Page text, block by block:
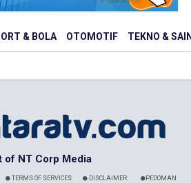
& BOLA OTOMOTIF TEKNO &
- 01 Januari 1970
of NT Corp Media
TERMS OF SERVICES DISCLAIMER PEDOMAN